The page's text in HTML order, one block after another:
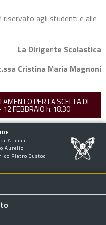
riservato agli studenti e alle
La Dirigente Scolastica
Cristina Maria Magnoni
PER LA SCELTA DI
12 FEBBRAIO h. 18.30
Allende
Aurelio
Pietro Custodi